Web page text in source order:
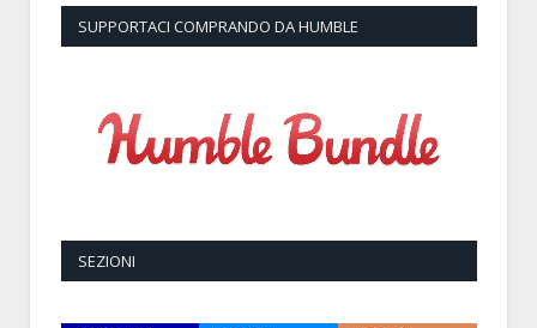
SUPPORTACI COMPRANDO DA HUMBLE
SEZIONI